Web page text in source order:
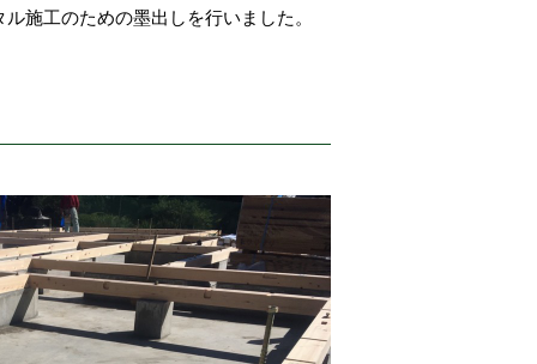
施工のための墨出しを行いました。